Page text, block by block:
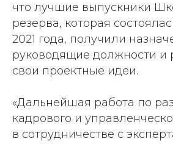
что лучшие выпускники
резерва, которая
2021 года, получили
руководящие должности и
свои проектные идеи.
«Дальнейшая работа по
кадрового и
в сотрудничестве с